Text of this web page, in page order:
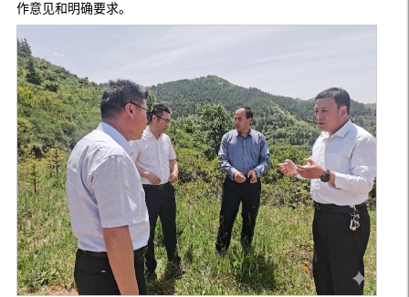
作意见和明确要求。